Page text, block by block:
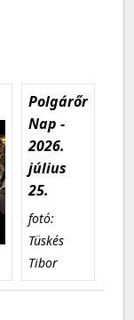
Polgárőr
Nap -
2026.
július
25.
fotó:
Tüskés
Tibor